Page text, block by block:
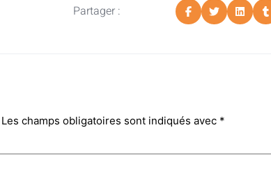
Partager :
Les champs obligatoires sont indiqués avec *